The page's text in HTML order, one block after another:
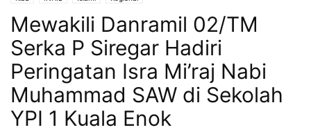
Mewakili Danramil 02/TM
Serka P Siregar Hadiri
Peringatan Isra Mi’raj Nabi
Muhammad SAW di Sekolah
YPI 1 Kuala Enok